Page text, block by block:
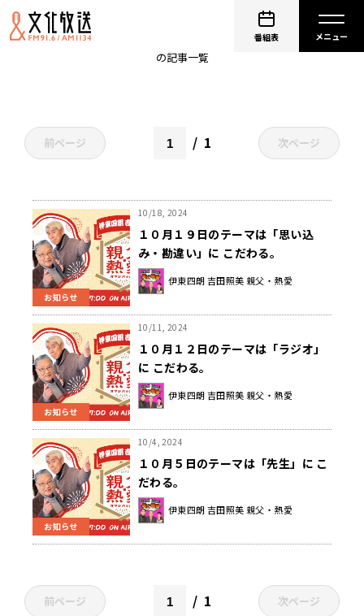
番組表
の記事一覧
前ページ 1 次ページ
お知らせ
10/18, 2024
１０月１９日のテーマは「思い込
み・勘違い」に こだわる。
伊東四朗 吉田照美 親父・熱愛
お知らせ
10/11, 2024
１０月１２日のテーマは「ラジオ」
に こだわる。
伊東四朗 吉田照美 親父・熱愛
お知らせ
10/4, 2024
１０月５日のテーマは「先生」に こ
だわる。
伊東四朗 吉田照美 親父・熱愛
前ページ 1 次ページ